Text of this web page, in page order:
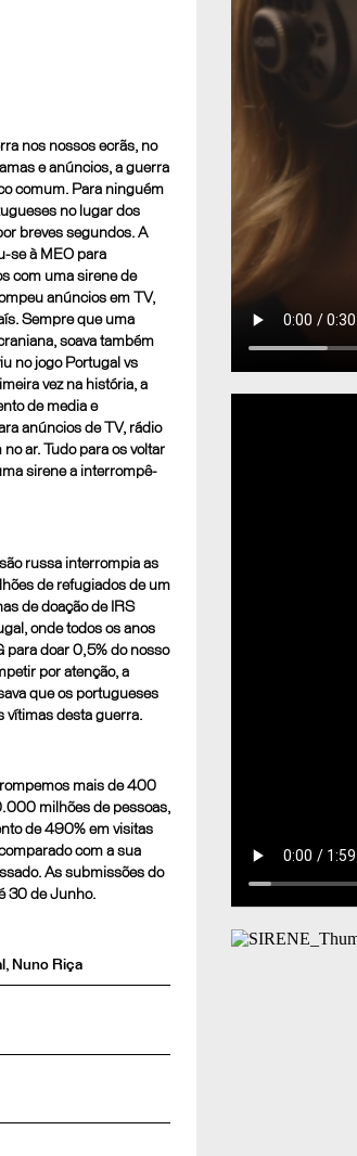
Sirens
de Televisão
nos nossos ecrãs, no
e anúncios, a guerra
comum. Para ninguém
no lugar dos
breves segundos. A
se à MEO para
com uma sirene de
anúncios em TV,
Sempre que uma
soava também
no jogo Portugal vs
vez na história, a
de media e
anúncios de TV, rádio
ar. Tudo para os voltar
sirene a interrompê-
russa interrompia as
de refugiados de um
de doação de IRS
onde todos os anos
para doar 0,5% do nosso
por atenção, a
que os portugueses
vítimas desta guerra.
mais de 400
milhões de pessoas,
de 490% em visitas
com a sua
As submissões do
30 de Junho.
Nuno Riça